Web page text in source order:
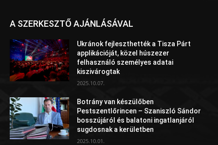
A SZERKESZTŐ AJÁNLÁSÁVAL
Ukránok fejleszthették a Tisza Párt
applikációját, közel húszezer
felhasználó személyes adatai
kiszivárogtak
2025.10.07.
Botrány van készülőben
Pestszentlőrincen – Szaniszló Sándor
bosszújáról és balatoni ingatlanjáról
sugdosnak a kerületben
2025.10.01.